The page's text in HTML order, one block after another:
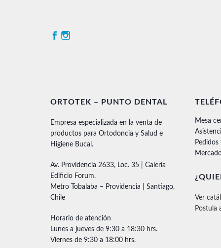
ORTOTEK – PUNTO DENTAL
Empresa especializada en la venta de
productos para Ortodoncia y Salud e
Higiene Bucal.
Av. Providencia 2633, Loc. 35 | Galería
Edificio Forum.
Metro Tobalaba – Providencia | Santiago,
Chile
Horario de atención
Lunes a jueves de 9:30 a 18:30 hrs.
Viernes de 9:30 a 18:00 hrs.
Mesa
Ver
Postula